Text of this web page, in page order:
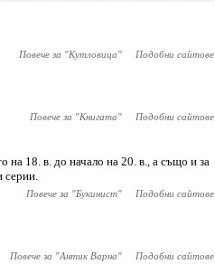
Повече за "Кутловица" Подобни сайтове
Повече за "Книгата" Подобни сайтове
на 18. в. до начало на 20. в., а също и за
серии.
Повече за "Букинист" Подобни сайтове
Повече за "Антик Варна" Подобни сайтове